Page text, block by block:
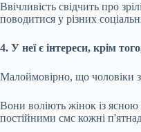
Ввічливість свідчить про
поводитися у різних
4. У неї є інтереси, крім
Малоймовірно, що чоловіки
Вони воліють жінок із ясною
постійними смс кожні